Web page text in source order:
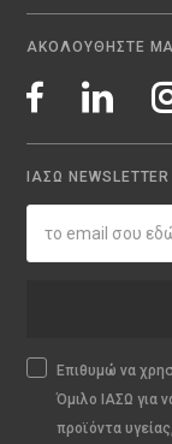
ΑΚΟΛΟΥΘΗΣΤΕ
ΙΑΣΩ NEWSLETTER
Επιθυμώ να
Όμιλο ΙΑΣΩ για
προϊόντα